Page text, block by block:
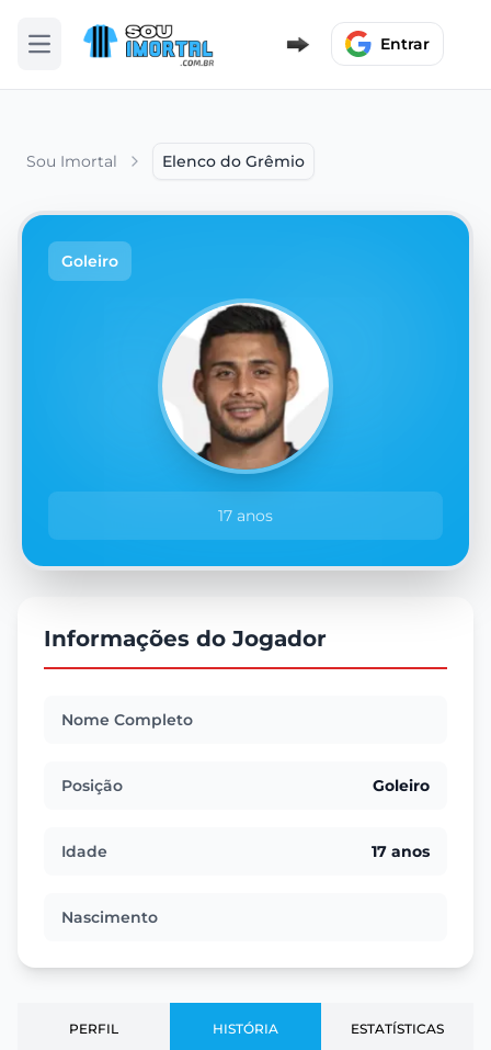
Abrir menu Entrar
Sou Imortal Elenco do Grêmio
Goleiro
17 anos
Informações do Jogador
Nome Completo
Posição Goleiro
Idade 17 anos
Nascimento
PERFIL HISTÓRIA ESTATÍSTICAS